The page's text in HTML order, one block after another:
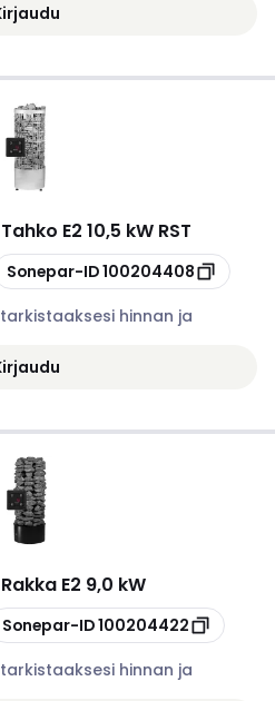
E2 10,5 kW RST
Sonepar-ID100204408
hinnan ja
E2 9,0 kW
Sonepar-ID100204422
hinnan ja